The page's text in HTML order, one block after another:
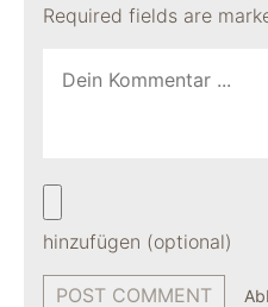
Required fields are
hinzufügen (optional)